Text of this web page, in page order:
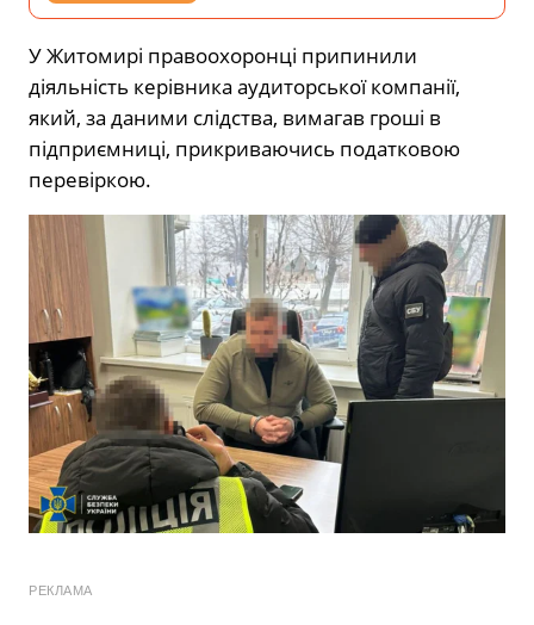
У Житомирі правоохоронці припинили
діяльність керівника аудиторської компанії,
який, за даними слідства, вимагав гроші в
підприємниці, прикриваючись податковою
перевіркою.
РЕКЛАМА